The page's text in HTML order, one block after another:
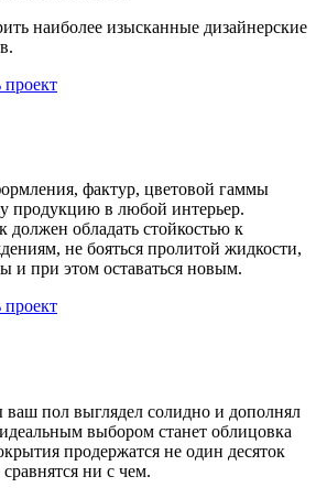
наиболее изысканные дизайнерские
проект
фактур, цветовой гаммы
продукцию в любой интерьер.
обладать стойкостью к
не бояться пролитой жидкости,
и при этом оставаться новым.
проект
ваш пол выглядел солидно и дополнял
выбором станет облицовка
продержатся не один десяток
ни с чем.